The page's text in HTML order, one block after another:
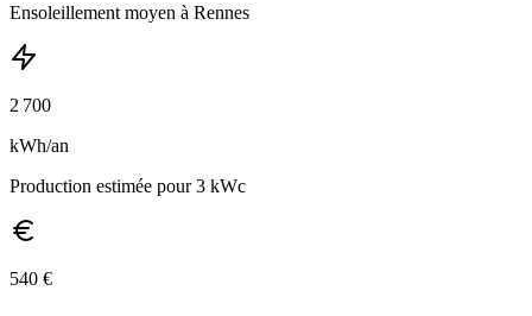
Ensoleillement moyen à Rennes
2 700
kWh/an
Production estimée pour 3 kWc
540 €